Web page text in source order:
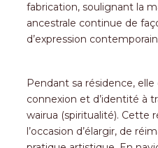
fabrication, soulignant la
ancestrale continue de
d’expression
Pendant sa résidence,
connexion et d’identité à
wairua (spiritualité). Cette
l’occasion d’élargir, de